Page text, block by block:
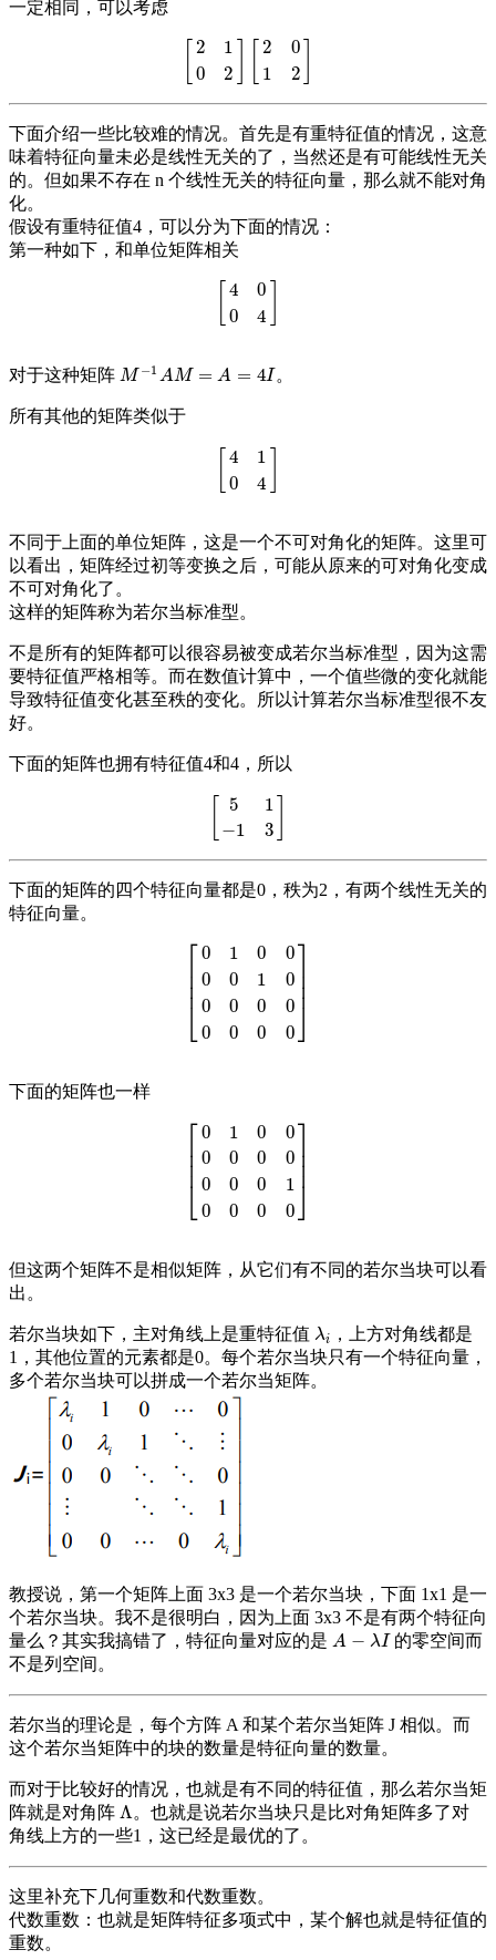
一定相同，可以考虑
2
0
1
2
2
1
0
2
下面介绍一些比较难的情况。首先是有重特征值的情况，这意
味着特征向量未必是线性无关的了，当然还是有可能线性无关
的。但如果不存在 n 个线性无关的特征向量，那么就不能对角
化。
假设有重特征值4，可以分为下面的情况：
第一种如下，和单位矩阵相关
4
0
0
4
对于这种矩阵 M −1 AM = A = 4I
M−1AM= A= 4I 。
所有其他的矩阵类似于
4
0
1
4
不同于上面的单位矩阵，这是一个不可对角化的矩阵。这里可
以看出，矩阵经过初等变换之后，可能从原来的可对角化变成
不可对角化了。
这样的矩阵称为若尔当标准型。
不是所有的矩阵都可以很容易被变成若尔当标准型，因为这需
要特征值严格相等。而在数值计算中，一个值些微的变化就能
导致特征值变化甚至秩的变化。所以计算若尔当标准型很不友
好。
下面的矩阵也拥有特征值4和4，所以
5
−1
1
3
下面的矩阵的四个特征向量都是0，秩为2，有两个线性无关的
特征向量。
⎡
⎣
⎢⎢⎢
0
0
0
0
1
0
0
0
0
1
0
0
0
0
0
0
⎤
⎦
⎥⎥⎥
[0 0
下面的矩阵也一样
⎡
⎣
⎢⎢⎢
0
0
0
0
1
0
0
0
0
0
0
0
0
0
1
0
⎤
⎦
⎥⎥⎥
[0 0
但这两个矩阵不是相似矩阵，从它们有不同的若尔当块可以看
出。
若尔当块如下，主对角线上是重特征值 λi
λi ，上方对角线都是
1，其他位置的元素都是0。每个若尔当块只有一个特征向量，
多个若尔当块可以拼成一个若尔当矩阵。
教授说，第一个矩阵上面 3x3 是一个若尔当块，下面 1x1 是一
个若尔当块。我不是很明白，因为上面 3x3 不是有两个特征向
量么？其实我搞错了，特征向量对应的是 A − λI
A−λ
的零空间而
不是列空间。
若尔当的理论是，每个方阵 A 和某个若尔当矩阵 J 相似。而
这个若尔当矩阵中的块的数量是特征向量的数量。
而对于比较好的情况，也就是有不同的特征值，那么若尔当矩
阵就是对角阵 Λ
Λ。也就是说若尔当块只是比对角矩阵多了对
角线上方的一些1，这已经是最优的了。
这里补充下几何重数和代数重数。
代数重数：也就是矩阵特征多项式中，某个解也就是特征值的
重数。